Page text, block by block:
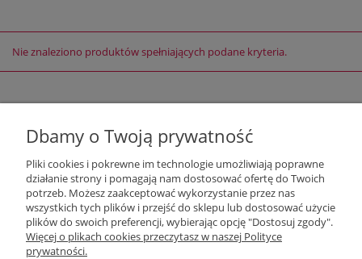
Nie znaleziono produktów spełniających podane kryteria.
Moje konto
Dbamy o Twoją prywatność
Pliki cookies i pokrewne im technologie umożliwiają poprawne
działanie strony i pomagają nam dostosować ofertę do Twoich
potrzeb. Możesz zaakceptować wykorzystanie przez nas
wszystkich tych plików i przejść do sklepu lub dostosować użycie
plików do swoich preferencji, wybierając opcję "Dostosuj zgody".
Więcej o plikach cookies przeczytasz w naszej Polityce
prywatności.